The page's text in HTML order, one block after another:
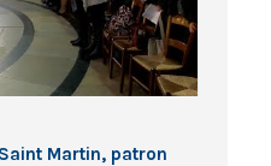
Martin, patron